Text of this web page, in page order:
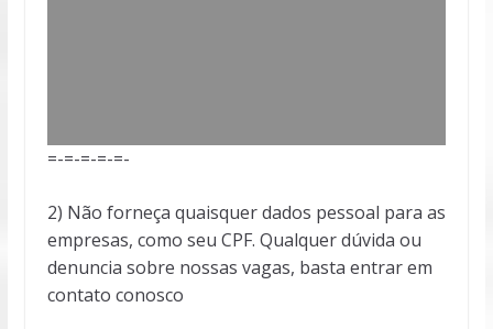
=-=-=-=-=-
2) Não forneça quaisquer dados pessoal para as
empresas, como seu CPF. Qualquer dúvida ou
denuncia sobre nossas vagas, basta entrar em
contato conosco